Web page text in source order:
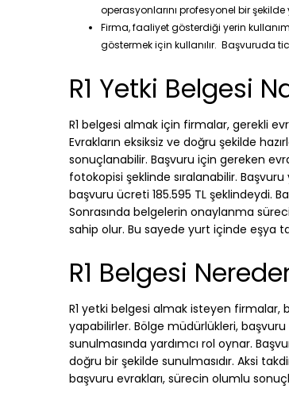
operasyonlarını profesyonel bir
Firma, faaliyet gösterdiği yerin kullanım
göstermek için kullanılır. Başvuruda
R1 Yetki Belgesi
R1 belgesi almak için firmalar, gerekli
Evrakların eksiksiz ve doğru şekilde
sonuçlanabilir. Başvuru için gereken
fotokopisi şeklinde sıralanabilir.
başvuru ücreti 185.595 TL şeklindeydi.
Sonrasında belgelerin onaylanma
sahip olur. Bu sayede yurt içinde eşya
R1 Belgesi
R1 yetki belgesi almak isteyen firmalar,
yapabilirler. Bölge müdürlükleri,
sunulmasında yardımcı rol oynar.
doğru bir şekilde sunulmasıdır. Aksi
başvuru evrakları, sürecin olumlu